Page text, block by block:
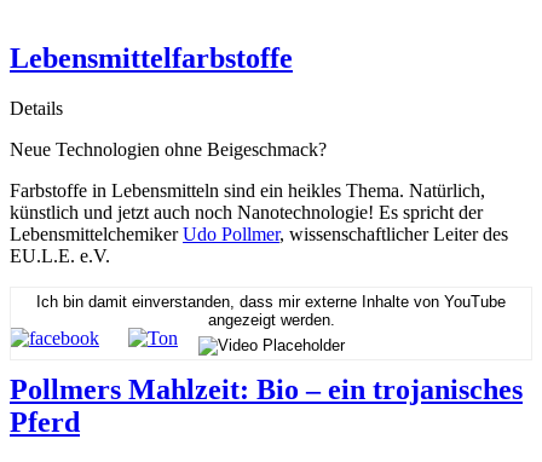
Lebensmittelfarbstoffe
Details
Neue Technologien ohne Beigeschmack?
Farbstoffe in Lebensmitteln sind ein heikles Thema. Natürlich,
künstlich und jetzt auch noch Nanotechnologie! Es spricht der
LebensmittelchemikerUdo Pollmer, wissenschaftlicher Leiter des
EU.L.E. e.V.
Ich bin damit einverstanden, dass mir externe Inhalte von YouTube
angezeigt werden.
Pollmers Mahlzeit: Bio – ein trojanisches
Pferd